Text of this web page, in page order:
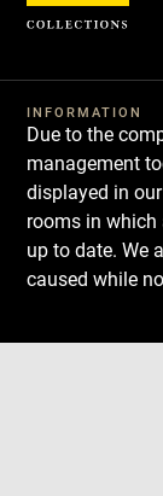
INFORMATION
Due to the
management
displayed in
rooms in which
up to date. We
caused while
Download
Next
Previous
Cookies